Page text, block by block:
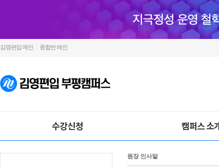
김영편입 메인 종합반 메인
수강신청 캠퍼스 소
원장 인사말